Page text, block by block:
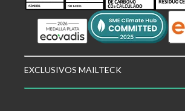
EXCLUSIVOS MAILTECK